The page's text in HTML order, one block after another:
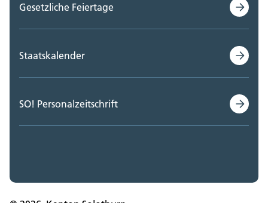
Gesetzliche Feiertage
Staatskalender
SO! Personalzeitschrift